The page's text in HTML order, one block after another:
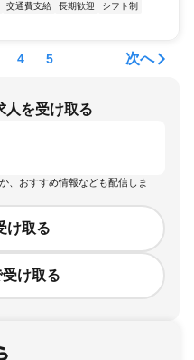
交通費支給 長期歓迎
シフト制
4 5 次へ
人を受け取る
、おすすめ情報なども配信しま
け取る
受け取る